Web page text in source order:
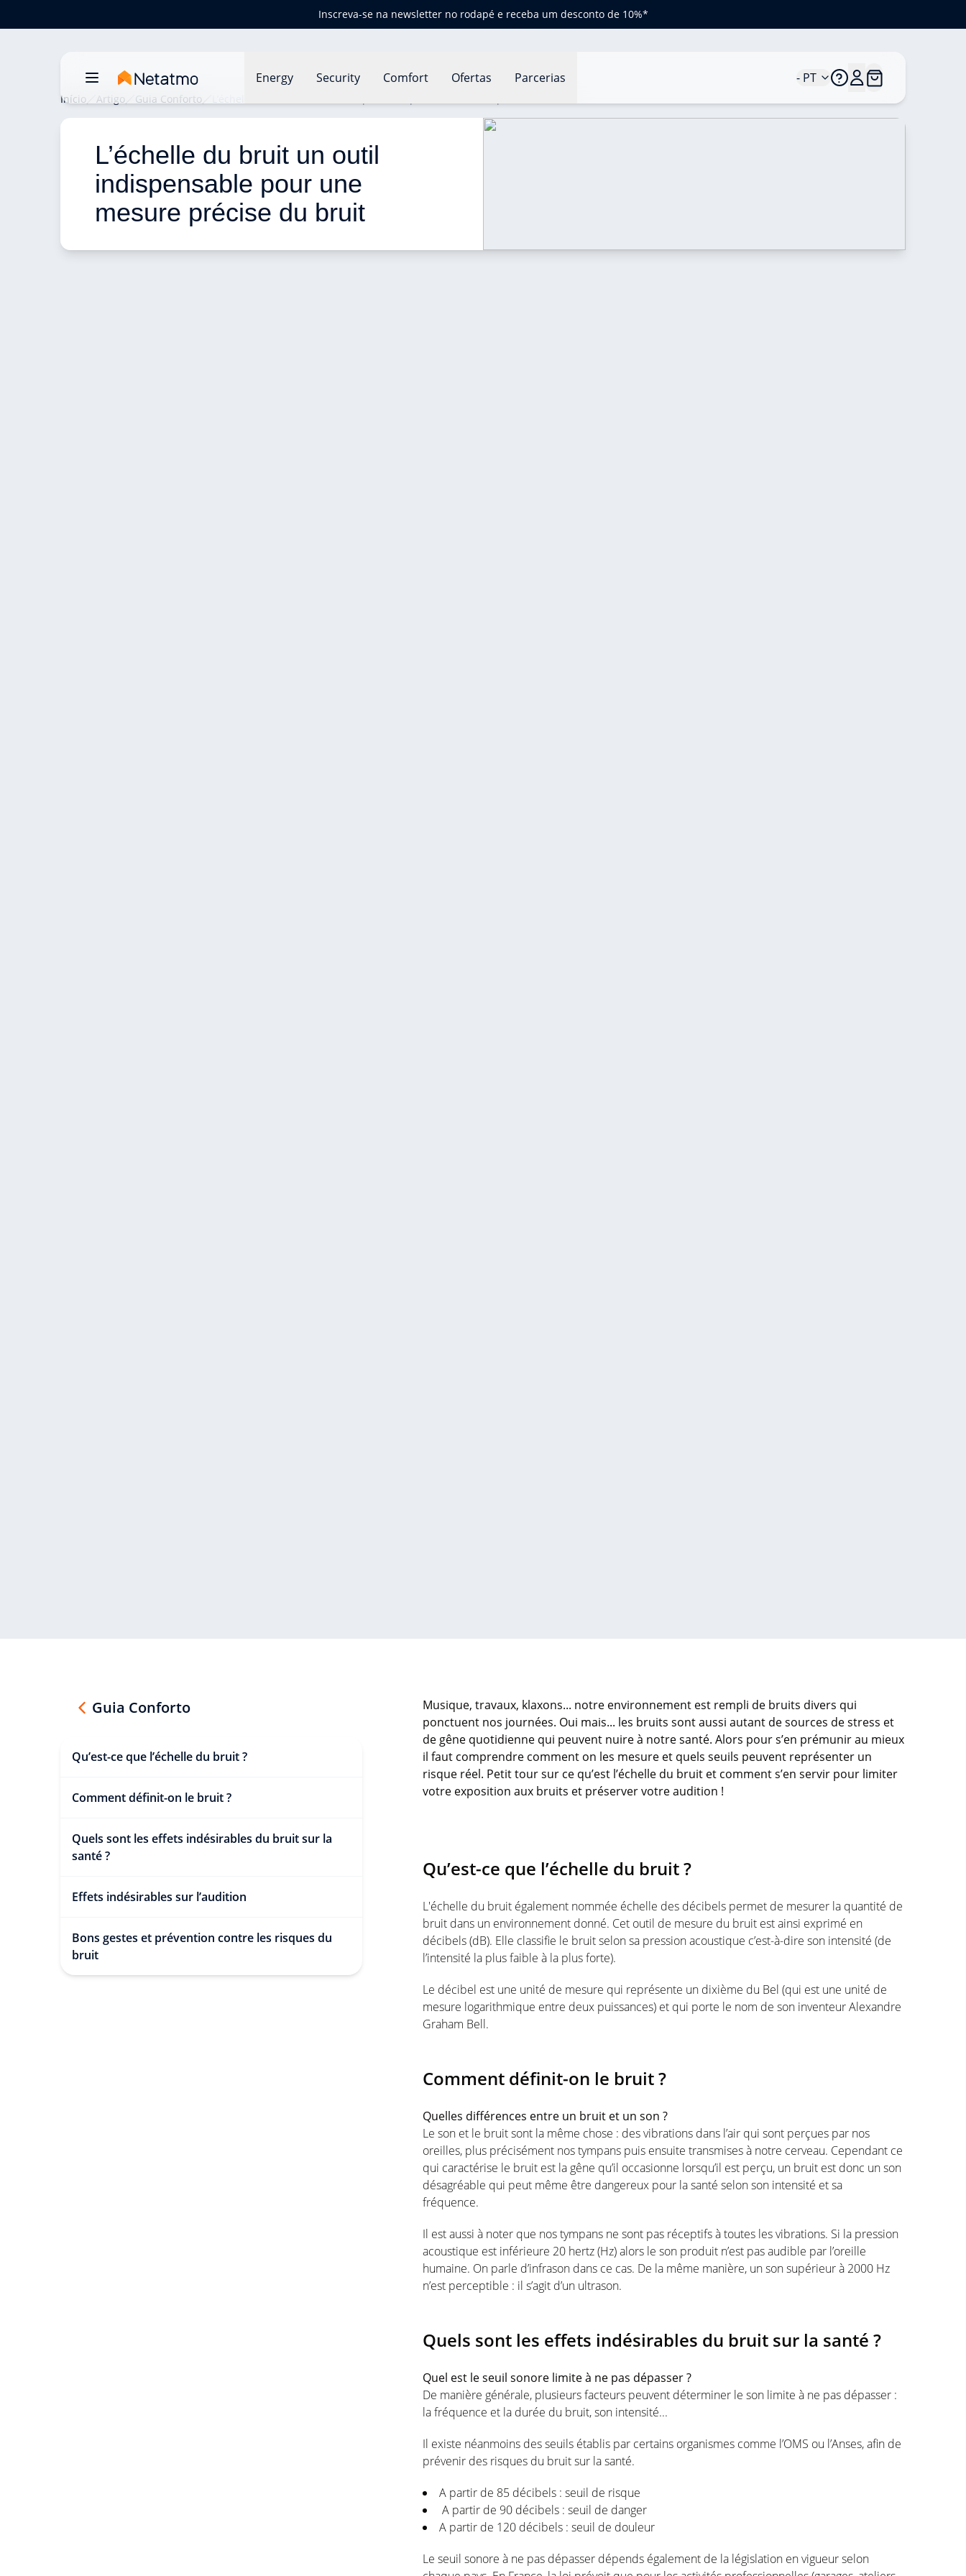
Inscreva-se na newsletter no rodapé e receba um desconto de 10%*
Energy Security Comfort Ofertas Parcerias - PT
Início Artigo Guia Conforto
L’échelle du bruit un outil
indispensable pour une
mesure précise du bruit
Guia Conforto
Qu’est-ce que l’échelle du bruit ?
Comment définit-on le bruit ?
Quels sont les effets indésirables du bruit sur la
santé ?
Effets indésirables sur l’audition
Bons gestes et prévention contre les risques du
bruit
Musique, travaux, klaxons... notre environnement est rempli de bruits divers qui
ponctuent nos journées. Oui mais... les bruits sont aussi autant de sources de stress et
de gêne quotidienne qui peuvent nuire à notre santé. Alors pour s’en prémunir au mieux
il faut comprendre comment on les mesure et quels seuils peuvent représenter un
risque réel. Petit tour sur ce qu’est l’échelle du bruit et comment s’en servir pour limiter
votre exposition aux bruits et préserver votre audition !
Qu’est-ce que l’échelle du bruit ?
L'échelle du bruit également nommée échelle des décibels permet de mesurer la quantité de
bruit dans un environnement donné. Cet outil de mesure du bruit est ainsi exprimé en
décibels (dB). Elle classifie le bruit selon sa pression acoustique c’est-à-dire son intensité (de
l’intensité la plus faible à la plus forte).
Le décibel est une unité de mesure qui représente un dixième du Bel (qui est une unité de
mesure logarithmique entre deux puissances) et qui porte le nom de son inventeur Alexandre
Graham Bell.
Comment définit-on le bruit ?
Quelles différences entre un bruit et un son ?
Le son et le bruit sont la même chose : des vibrations dans l’air qui sont perçues par nos
oreilles, plus précisément nos tympans puis ensuite transmises à notre cerveau. Cependant ce
qui caractérise le bruit est la gêne qu’il occasionne lorsqu’il est perçu, un bruit est donc un son
désagréable qui peut même être dangereux pour la santé selon son intensité et sa
fréquence.
Il est aussi à noter que nos tympans ne sont pas réceptifs à toutes les vibrations. Si la pression
acoustique est inférieure 20 hertz (Hz) alors le son produit n’est pas audible par l’oreille
humaine. On parle d’infrason dans ce cas. De la même manière, un son supérieur à 2000 Hz
n’est perceptible : il s’agit d’un ultrason.
Quels sont les effets indésirables du bruit sur la santé ?
Quel est le seuil sonore limite à ne pas dépasser ?
De manière générale, plusieurs facteurs peuvent déterminer le son limite à ne pas dépasser :
la fréquence et la durée du bruit, son intensité...
Il existe néanmoins des seuils établis par certains organismes comme l’OMS ou l’Anses, afin de
prévenir des risques du bruit sur la santé.
A partir de 85 décibels : seuil de risque
A partir de 90 décibels : seuil de danger
A partir de 120 décibels : seuil de douleur
Le seuil sonore à ne pas dépasser dépends également de la législation en vigueur selon